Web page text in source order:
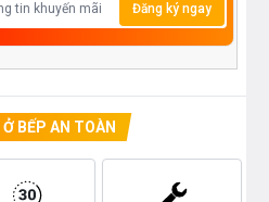
Đăng ký ngay
BẾP AN TOÀN